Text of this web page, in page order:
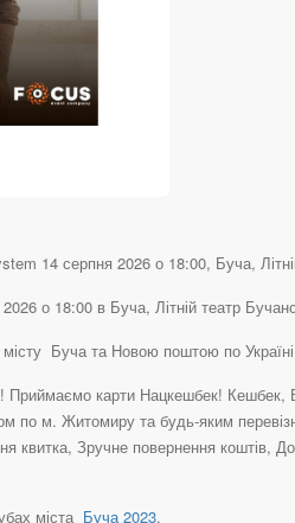
14 серпня 2026 о 18:00, Буча,
о 18:00 в Буча, Літній театр
Буча та Новою поштою по
Приймаємо карти Нацкешбек!
по м. Житомиру та будь-яким
квитка, Зручне повернення
міста Буча 2023.